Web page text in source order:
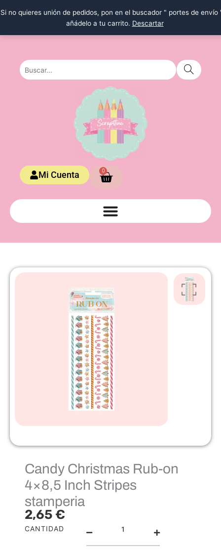
Si no quieres unión de pedidos, pon en el buscador " portes de envío
añádelo a tu carrito. Descartar
al
Mi Cuenta 0
Carrito
Candy Christmas Rub-on
4×8,5 Inch Stripes
stamperia
2,65 €
CANTIDAD
Candy
Rub-